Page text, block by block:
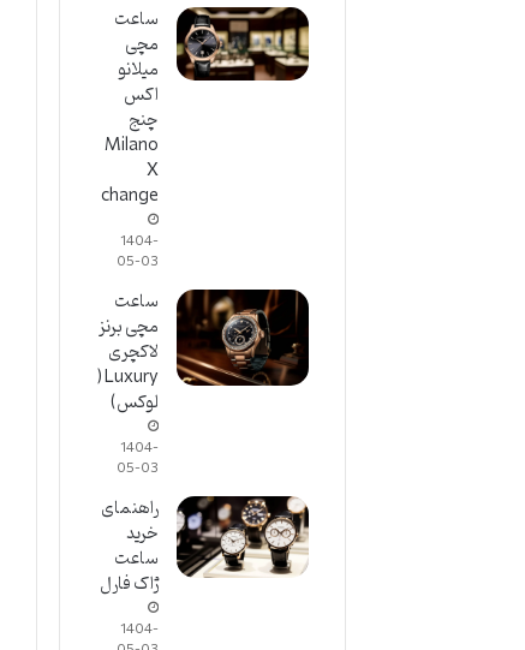
ساعت
مچی
میلانو
اکس
چنج
Milano
X
change
1404-
05-03
ساعت
مچی برنز
لاکچری
Luxury(
لوکس)
1404-
05-03
راهنمای
خرید
ساعت
ژاک فارل
1404-